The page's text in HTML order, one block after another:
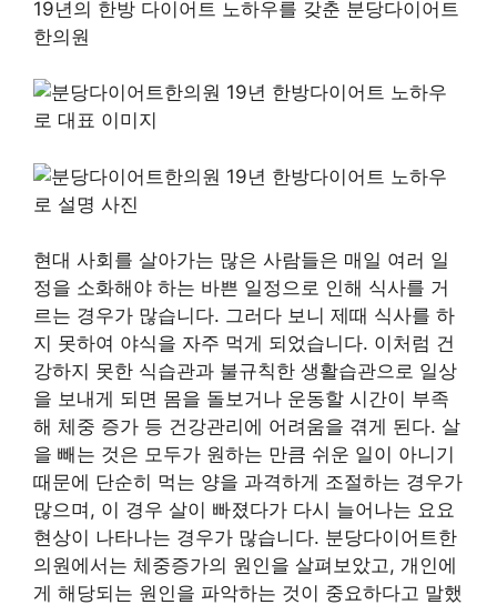
19년의 한방 다이어트 노하우를 갖춘 분당다이어트
한의원
현대 사회를 살아가는 많은 사람들은 매일 여러 일
정을 소화해야 하는 바쁜 일정으로 인해 식사를 거
르는 경우가 많습니다. 그러다 보니 제때 식사를 하
지 못하여 야식을 자주 먹게 되었습니다. 이처럼 건
강하지 못한 식습관과 불규칙한 생활습관으로 일상
을 보내게 되면 몸을 돌보거나 운동할 시간이 부족
해 체중 증가 등 건강관리에 어려움을 겪게 된다. 살
을 빼는 것은 모두가 원하는 만큼 쉬운 일이 아니기
때문에 단순히 먹는 양을 과격하게 조절하는 경우가
많으며, 이 경우 살이 빠졌다가 다시 늘어나는 요요
현상이 나타나는 경우가 많습니다. 분당다이어트한
의원에서는 체중증가의 원인을 살펴보았고, 개인에
게 해당되는 원인을 파악하는 것이 중요하다고 말했